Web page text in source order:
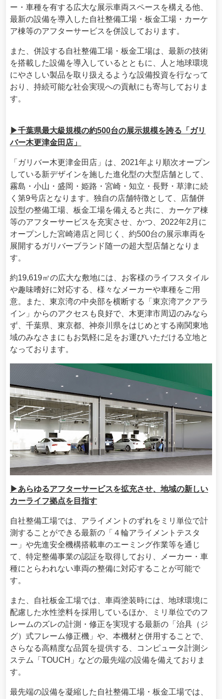
ー・車種を有する広大な展示車両スペースを構える他、
最新の設備を導入した自社整備工場・板金工場・カーケ
ア棟等のアフターサービスを併設しております。
また、併設する自社整備工場・板金工場は、最新の技術
を搭載した設備を導入しているとともに、人と地球環境
にやさしい製品を取り扱えるような設備投資を行なって
おり、持続可能な社会実現への貢献にも寄与しておりま
す。
▶千葉県最大級規模の約500台の展示規模を誇る「ガリ
バー木更津金田店」
「ガリバー木更津金田店」は、2021年より順次オープン
している新デザインを施した進化型の大型店舗として、
霧島・小山・盛岡・姫路・宮崎・知立・長野・草津に続
く第9号店となります。独自の店舗特徴として、店舗併
設型の整備工場、板金工場を備えると共に、カーケア棟
等のアフターサービスを充実させ、かつ、2022年2月に
オープンした宮崎港店と同じく、約500台の展示車両を
展開するガリバーブランド随一の超大型店舗となりま
す。
約19,619㎡の広大な敷地には、お客様のライフスタイル
や趣味嗜好に対応する、様々なメーカーや車種をご用
意。また、東京湾の中央部を横断する「東京湾アクアラ
イン」からのアクセスも良好で、木更津市周辺のみなら
ず、千葉県、東京都、神奈川県をはじめとする南関東地
域のみなさまにもお気軽に足をお運びいただける立地と
なっております。
▶あらゆるアフターサービスを拡充させ、地域の新しい
カーライフ拠点を目指す
自社整備工場では、アライメントのずれをミリ単位で計
測することができる最新の「４輪アライメントテスタ
ー」や先進安全機構搭載車のエーミング作業等を通じ
て、特定整備事業の認証を取得しており、メーカー・車
種にとらわれない車両の整備に対応することが可能で
す。
また、自社板金工場では、車両塗装時には、地球環境に
配慮した水性塗料を採用しているほか、ミリ単位でのフ
レームのズレの計測・修正を実現する最新の「治具（ジ
グ）式フレーム修正機」や、本機材と併用することで、
さらなる高精度な品質を提供する、コンピュータ計測シ
ステム「TOUCH」などの最先端の設備を備えておりま
す。
最先端の設備を凝縮した自社整備工場・板金工場では、